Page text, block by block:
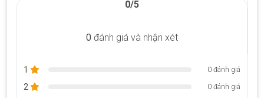
0/5
0 đánh giá và nhận xét
1 0 đánh giá
2 0 đánh giá